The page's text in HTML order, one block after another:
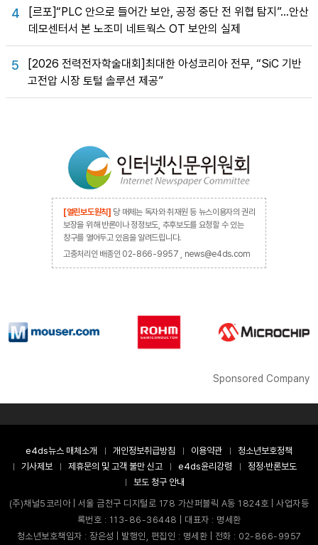
4
[르포]“PLC 안으로 들어간 보안, 공정 중단 전 위협 탐지”…안산
데모센터서 본 노조미 네트웍스 OT 보안의 실제
5
[2026 전력전자학술대회]최대한 아성코리아 전무, “SiC 기반
고전압 시장 토털 솔루션 제공”
[열린보도원칙] 당 매체는 독자와 취재원 등 뉴스이용자의 권리
보장을 위해 반론이나 정정보도, 추후보도를 요청할 수 있는
창구를 열어두고 있음을 알려드립니다.
고충처리인 배종인 02-866-9957 , news@e4ds.com
Sponsored Company
e4ds뉴스 매체소개 개인정보취급방침 이용약관
청소년보호정책
기사제보
제휴문의 및 고객 불만 신고 e4ds윤리강령
정정·반론보도
보도 청구 안내
(주)채널5코리아 | 서울 금천구 디지털로 178 가산퍼블릭 A동 1824호 | 사업자등
록번호 : 113-86-36448 | 대표자 : 명세환
청소년보호책임자 : 장은성 | 발행인, 편집인 : 명세환 | 전화 : 02-866-9957